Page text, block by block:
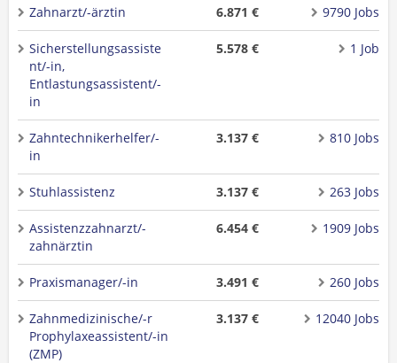
Zahnarzt/-ärztin 6.871 € 9790 Jobs
Sicherstellungsassiste
nt/-in,
Entlastungsassistent/-
in
5.578 € 1 Job
Zahntechnikerhelfer/-
in
3.137 € 810 Jobs
Stuhlassistenz 3.137 € 263 Jobs
Assistenzzahnarzt/-
zahnärztin
6.454 € 1909 Jobs
Praxismanager/-in 3.491 € 260 Jobs
Zahnmedizinische/-r
Prophylaxeassistent/-in
(ZMP)
3.137 € 12040 Jobs